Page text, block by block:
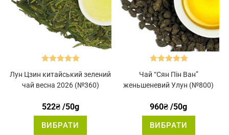
Лун Цзин китайський зелений
чай весна 2026 (№360)
522₴/50g
ВИБРАТИ
Чай “Сян Пін Ван”
женьшеневий Улун (№800)
960₴ /50g
ВИБРАТИ